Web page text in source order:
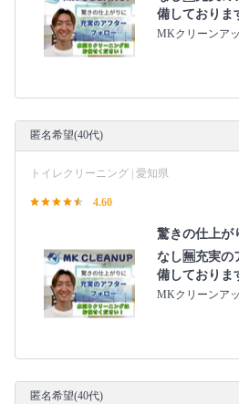
備しており
MKクリーンア
匿名希望(40代)
トイレクリーニング | 愛知県
4.60
驚きの仕上が
なし🈚️充実の
備しており
MKクリーンア
匿名希望(40代)